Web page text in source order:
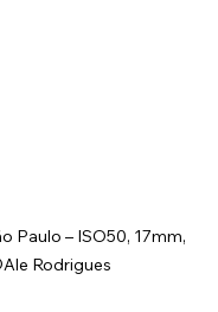
Paulo – ISO50, 17mm,